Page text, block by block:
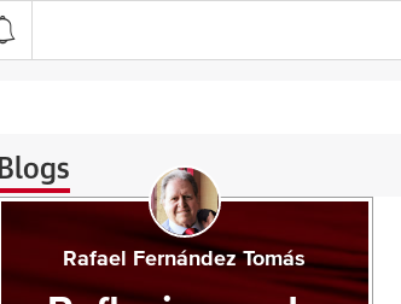
Blogs
Rafael Fernández Tomás